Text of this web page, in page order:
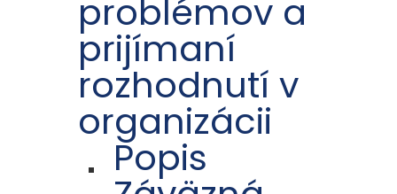
problémov a
prijímaní
rozhodnutí v
organizácii
Popis